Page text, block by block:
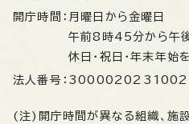
開庁時間： 月曜日から金曜日
午前8時45分から午
休日・祝日・年末年始
法人番号： 3000020231002
(注)開庁時間が異なる組織、施